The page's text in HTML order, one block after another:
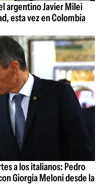
argentino Javier Milei
esta vez en Colombia
a los italianos: Pedro
Giorgia Meloni desde la